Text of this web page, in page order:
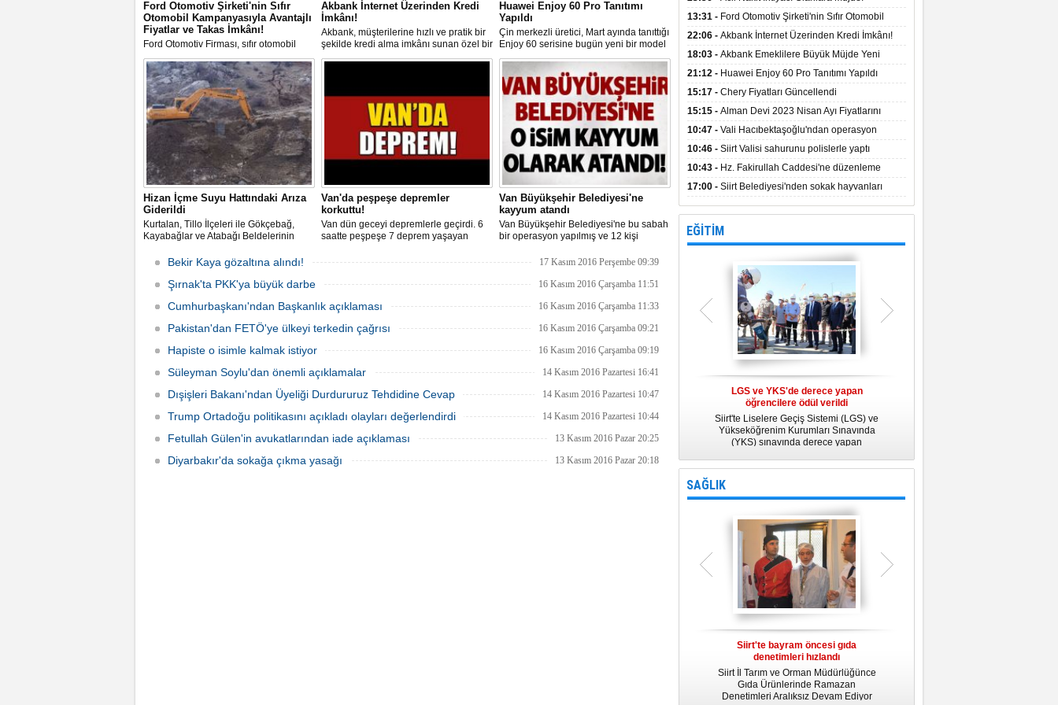
Ford Otomotiv Şirketi'nin Sıfır
Otomobil Kampanyasıyla Avantajlı
Fiyatlar ve Takas İmkânı!
Ford Otomotiv Firması, sıfır otomobil
satın almak isteyen müşterilerine güncel
fiyatlar ve kampanyalar sunuyor.
Akbank İnternet Üzerinden Kredi
İmkânı!
Akbank, müşterilerine hızlı ve pratik bir
şekilde kredi alma imkânı sunan özel bir
kampanya başlattı. Bu kampanya, T.C.
Huawei Enjoy 60 Pro Tanıtımı
Yapıldı
Çin merkezli üretici, Mart ayında tanıttığı
Enjoy 60 serisine bugün yeni bir model
ekledi. Huawei Enjoy 60 Pro,
kullanıcılara üst düzey özellikler
sunmayı hedefliyor.
Hizan İçme Suyu Hattındaki Arıza
Giderildi
Kurtalan, Tillo İlçeleri ile Gökçebağ,
Kayabağlar ve Atabağı Beldelerinin
suyu hattında meydana gelen heyelan
sonucu açıkta kalan su boruları Su ve
Kanalizasyon İşleri (SİSKİ)
hummalı ça
Van'da peşpeşe depremler
korkuttu!
Van dün geceyi depremlerle geçirdi. 6
saatte peşpeşe 7 deprem yaşayan
depremle uyandı.İşte Van'daki peşpeşe
Van Büyükşehir Belediyesi'ne
kayyum atandı
Van Büyükşehir Belediyesi'ne bu sabah
bir operasyon yapılmış ve 12 kişi
Bakanlığı'ndan yapılan açıklamayla
Bekir Kaya gözaltına alındı! 17 Kasım 2016 Perşembe 09:39
Şırnak'ta PKK'ya büyük darbe 16 Kasım 2016 Çarşamba 11:51
Cumhurbaşkanı'ndan Başkanlık açıklaması 16 Kasım 2016 Çarşamba 11:33
Pakistan'dan FETÖ'ye ülkeyi terkedin çağrısı 16 Kasım 2016 Çarşamba 09:21
Hapiste o isimle kalmak istiyor 16 Kasım 2016 Çarşamba 09:19
Süleyman Soylu'dan önemli açıklamalar 14 Kasım 2016 Pazartesi 16:41
Dışişleri Bakanı'ndan Üyeliği Durdururuz Tehdidine Cevap 14 Kasım 2016 Pazartesi 10:47
Trump Ortadoğu politikasını açıkladı olayları değerlendirdi 14 Kasım 2016 Pazartesi 10:44
Fetullah Gülen'in avukatlarından iade açıklaması 13 Kasım 2016 Pazar 20:25
Diyarbakır'da sokağa çıkma yasağı 13 Kasım 2016 Pazar 20:18
Bankaların Kredi Faiz Oranları Açıklandı! Uzun
Vadeyle Düşük Faizle Ödeme İmkânı!
13:31 - Ford Otomotiv Şirketi'nin Sıfır Otomobil
Kampanyasıyla Avantajlı Fiyatlar ve Takas İmkânı!
22:06 - Akbank İnternet Üzerinden Kredi İmkânı!
18:03 - Akbank Emeklilere Büyük Müjde Yeni
Avantajlar Sizi Bekliyor!
21:12 - Huawei Enjoy 60 Pro Tanıtımı Yapıldı
15:17 - Chery Fiyatları Güncellendi
15:15 - Alman Devi 2023 Nisan Ayı Fiyatlarını
Açıkladı
10:47 - Vali Hacıbektaşoğlu'ndan operasyon
bölgesinde inceleme
10:46 - Siirt Valisi sahurunu polislerle yaptı
10:43 - Hz. Fakirullah Caddesi'ne düzenleme
yapılacak
17:00 - Siirt Belediyesi'nden sokak hayvanları
projesi
EĞİTİM
LGS ve YKS'de derece yapan
öğrencilere ödül verildi
Siirt'te Liselere Geçiş Sistemi (LGS) ve
Yükseköğrenim Kurumları Sınavında
(YKS) sınavında derece yapan
Kadına Yönelik Şiddetle Mücadele"
SAĞLIK
Siirt'te bayram öncesi gıda
denetimleri hızlandı
Siirt İl Tarım ve Orman Müdürlüğünce
Gıda Ürünlerinde Ramazan
Denetimleri Aralıksız Devam Ediyor